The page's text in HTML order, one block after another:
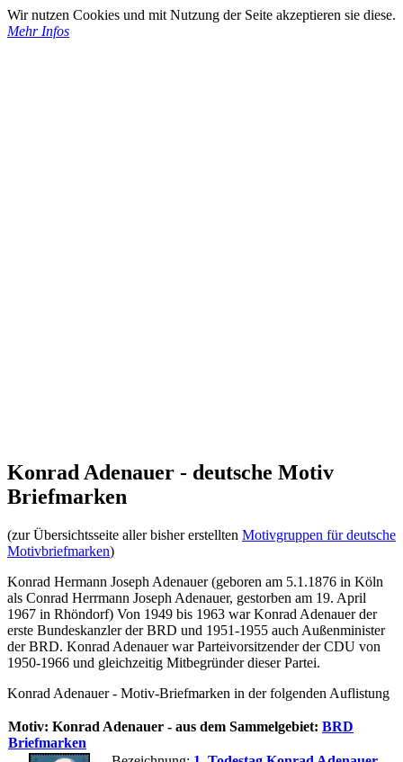
Wir nutzen Cookies und mit Nutzung der Seite akzeptieren sie diese.
Mehr Infos
Konrad Adenauer - deutsche Motiv
Briefmarken
(zur Übersichtsseite aller bisher erstellten Motivgruppen für deutsche
Motivbriefmarken)
Konrad Hermann Joseph Adenauer (geboren am 5.1.1876 in Köln
als Conrad Herrmann Joseph Adenauer, gestorben am 19. April
1967 in Rhöndorf) Von 1949 bis 1963 war Konrad Adenauer der
erste Bundeskanzler der BRD und 1951-1955 auch Außenminister
der BRD. Konrad Adenauer war Parteivorsitzender der CDU von
1950-1966 und gleichzeitig Mitbegründer dieser Partei.
Konrad Adenauer - Motiv-Briefmarken in der folgenden Auflistung
Motiv: Konrad Adenauer - aus dem Sammelgebiet: BRD
Briefmarken